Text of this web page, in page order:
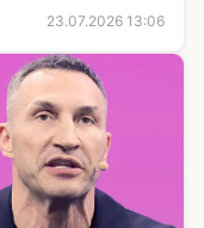
23.07.2026 13:06